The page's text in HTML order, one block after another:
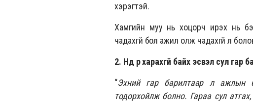
хэрэгтэй.
Хамгийн муу нь хоцорч ирэх нь
чадахгүй бол ажил олж чадахгүй л
2. Нүд рүү харахгүй байх эсвэл сул гар
“Эхний гар барилтаар л ажлын
тодорхойлж болно. Гараа сул